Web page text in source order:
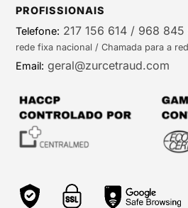
PROFISSIONAIS
Telefone: 217 156 614 / 968 845
rede fixa nacional / Chamada para a
Email: geral@zurcetraud.com